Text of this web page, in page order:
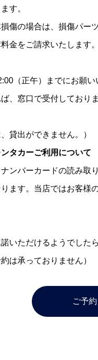
す。
損傷の場合は、損傷パ
金をご請求いたします
（正午）までにお願い
ば、窓口で受付してお
貸出ができません。）
タカーご利用について
ナンバーカードの読み
ます。当店ではお客様
諾いただけるようでし
は承っておりません）
ご予